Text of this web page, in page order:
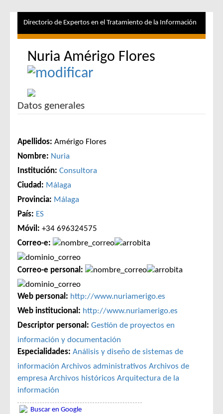
Directorio de Expertos en el Tratamiento de la Información
Nuria Amérigo Flores
Datos generales
Apellidos: Amérigo Flores
Nombre: Nuria
Institución: Consultora
Ciudad: Málaga
Provincia: Málaga
País: ES
Móvil: +34 696324575
Correo-e:
Correo-e personal:
Web personal: http://www.nuriamerigo.es
Web institucional: http://www.nuriamerigo.es
Descriptor personal: Gestión de proyectos en
información y documentación
Especialidades: Análisis y diseño de sistemas de
información Archivos administrativos Archivos de
empresa Archivos históricos Arquitectura de la
información
Buscar en Google